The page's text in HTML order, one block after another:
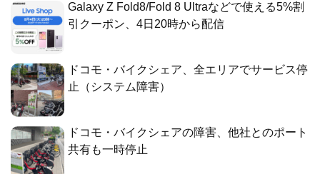
Galaxy Z Fold8/Fold 8 Ultraなどで使える5%割
引クーポン、4日20時から配信
ドコモ・バイクシェア、全エリアでサービス停
止（システム障害）
ドコモ・バイクシェアの障害、他社とのポート
共有も一時停止